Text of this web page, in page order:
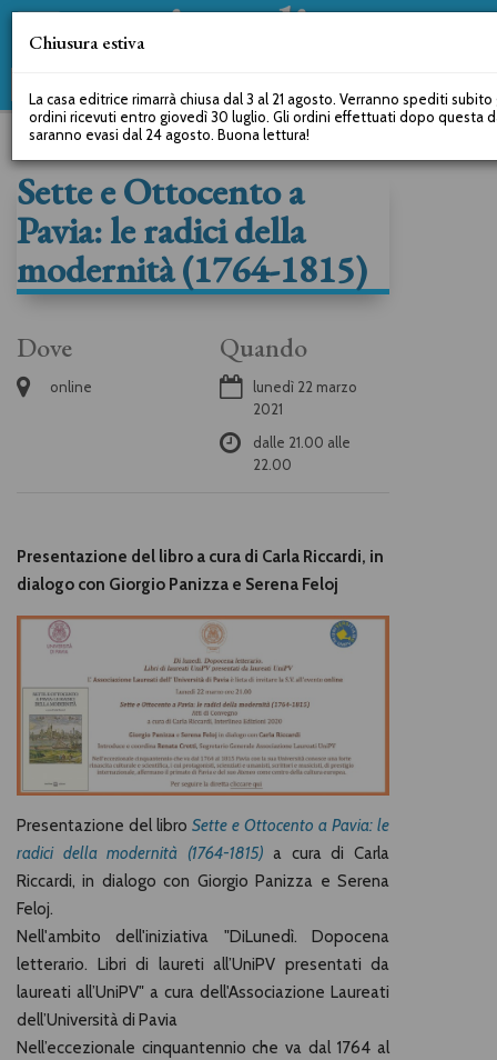
Sette e Ottocento a
Pavia: le radici della
modernità (1764-1815)
Dove
online
Quando
lunedì 22 marzo
2021
dalle 21.00 alle
22.00
Presentazione del libro a cura di Carla Riccardi, in
dialogo con Giorgio Panizza e Serena Feloj
Presentazione del libro Sette e Ottocento a Pavia: le
radici della modernità (1764-1815) a cura di Carla
Riccardi, in dialogo con Giorgio Panizza e Serena
Feloj.
Nell'ambito dell'iniziativa "DiLunedì. Dopocena
letterario. Libri di laureti all’UniPV presentati da
laureati all’UniPV" a cura dell'Associazione Laureati
dell’Università di Pavia
Nell’eccezionale cinquantennio che va dal 1764 al
Chiusura estiva
La casa editrice rimarrà chiusa dal 3 al 21 agosto. Verranno spediti subito
ordini ricevuti entro giovedì 30 luglio. Gli ordini effettuati dopo questa
saranno evasi dal 24 agosto. Buona lettura!